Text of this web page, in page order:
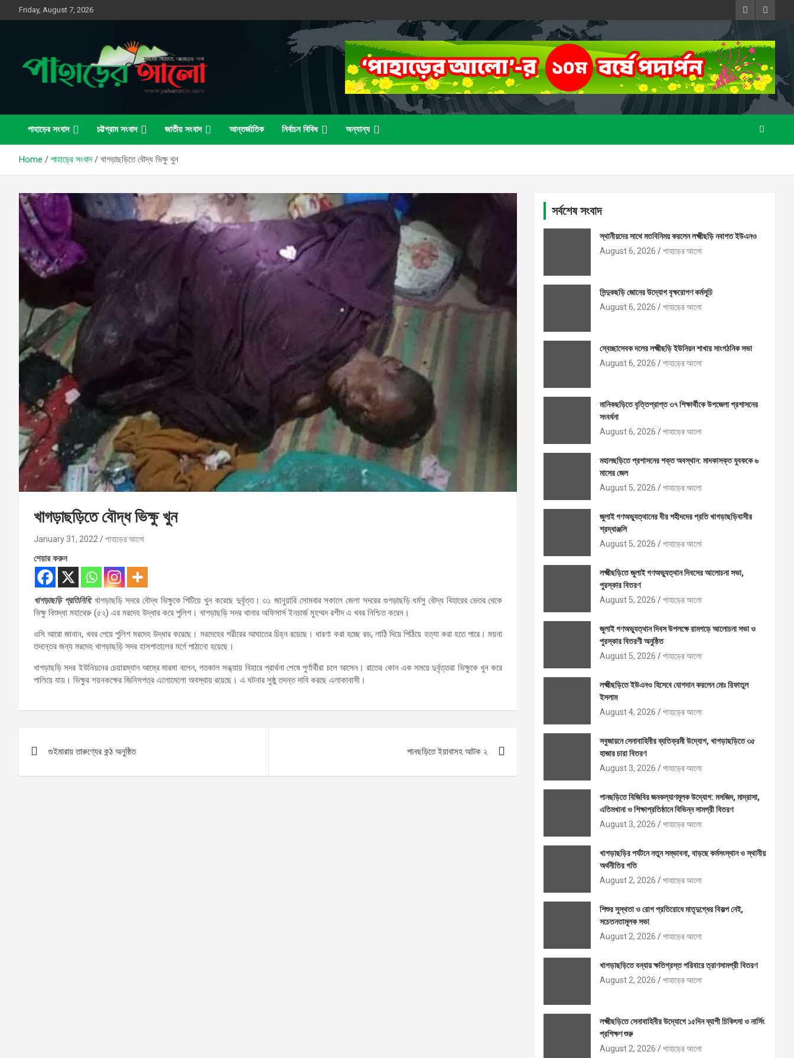
to
Friday, August 7, 2026
পাহাড়ের আলো
পাহাড়ের সংবাদ চট্টগ্রাম সংবাদ জাতীয় সংবাদ আন্তর্জাতিক নির্বাচন বিবিধ অন্যান্য
Home পাহাড়ের সংবাদ খাগড়াছড়িতে বৌদ্ধ ভিক্ষু খুন
খাগড়াছড়িতে বৌদ্ধ ভিক্ষু খুন
January 31, 2022 পাহাড়ের আলো
শেয়ার করুন
খাগড়াছড়ি প্রতিনিধি: খাগড়াছড়ি সদরে বৌদ্ধ ভিক্ষুকে পিটিয়ে খুন করেছে দুর্বৃত্ত। ৩১ জানুয়ারি সোমবার সকালে জেলা সদরের গুগড়াছড়ি ধর্মসু বৌদ্ধ বিহারের ভেতর থেকে
ভিক্ষু বিশুদ্ধা মহাথেরু (৫২) এর মরদেহ উদ্ধার করে পুলিশ। খাগড়াছড়ি সদর থানার অফিসার্স ইনচার্জ মুহম্মদ রশীদ এ খবর নিশ্চিত করেন।
ওসি আরো জানান, খবর পেয়ে পুলিশ মরদেহ উদ্ধার করেছে। মরদেহের শরীরের আঘাতের চিহ্ন রয়েছে। ধারণা করা হচ্ছে রড, লাঠি দিয়ে পিঠিয়ে হত্যা করা হতে পারে। ময়না
তদন্তের জন্য মরদেহ খাগড়াছড়ি সদর হাসপাতালের মর্গে পাঠানো হয়েছে।
খাগড়াছড়ি সদর ইউনিয়নের চেয়ারম্যান আম্রে মারমা বলেন, গতকাল সন্ধ্যায় বিহারে প্রার্থনা শেষে পুর্ণার্থীরা চলে আসেন। রাতের কোন এক সময়ে দুর্বৃত্তরা ভিক্ষুকে খুন করে
পালিয়ে যায়। ভিক্ষুর শয়নকক্ষের জিনিসপত্র এলোমেলো অবস্থায় রয়েছে। এ ঘটনার সুষ্ঠু তদন্ত দাবি করছে এলাকাবাসী।
navigation
গুইমারায় তারুণ্যের কন্ঠ অনুষ্ঠিত পানছড়িতে ইয়াবাসহ আটক ২
সর্বশেষ সংবাদ
স্থানীয়দের সাথে মতবিনিময় করলেন লক্ষ্মীছড়ি নবাগত ইউএনও
August 6, 2026
পাহাড়ের আলো
সিন্দুকছড়ি জোনের উদ্যোগ বৃক্ষরোপণ কর্মসূচি
August 6, 2026
পাহাড়ের আলো
স্বেচ্ছাসেবক দলের লক্ষ্মীছড়ি ইউনিয়ন শাখার সাংগঠনিক সভা
August 6, 2026
পাহাড়ের আলো
মানিকছড়িতে বৃত্তিপ্রাপ্ত ৩৭ শিক্ষার্থীকে উপজেলা প্রশাসনের
সংবর্ধনা
August 6, 2026
পাহাড়ের আলো
মহালছড়িতে প্রশাসনের শক্ত অবস্থান: মাদকাসক্ত যুবককে ৬
মাসের জেল
August 5, 2026
পাহাড়ের আলো
জুলাই গণঅভ্যুত্থানের বীর শহীদদের প্রতি খাগড়াছড়িবাসীর
শ্রদ্ধাঞ্জলি
August 5, 2026
পাহাড়ের আলো
লক্ষ্মীছড়িতে জুলাই গণঅভ্যুত্থান দিবসের আলোচনা সভা,
পুরস্কার বিতরণ
August 5, 2026
পাহাড়ের আলো
জুলাই গণঅভ্যুত্থান দিবস উপলক্ষে রামগড়ে আলোচনা সভা ও
পুরস্কার বিতরণী অনুষ্ঠিত
August 5, 2026
পাহাড়ের আলো
লক্ষ্মীছড়িতে ইউএনও হিসেবে যোগদান করলেন মোঃ রিফাতুল
ইসলাম
August 4, 2026
পাহাড়ের আলো
সবুজায়নে সেনাবাহিনীর ব্যতিক্রমী উদ্যোগ, খাগড়াছড়িতে ৩৫
হাজার চারা বিতরণ
August 3, 2026
পাহাড়ের আলো
পানছড়িতে বিজিবির জনকল্যাণমূলক উদ্যোগ: মসজিদ, মাদ্রাসা,
এতিমখানা ও শিক্ষাপ্রতিষ্ঠানে বিভিন্ন সামগ্রী বিতরণ
August 3, 2026
পাহাড়ের আলো
খাগড়াছড়ির পর্যটনে নতুন সম্ভাবনা, বাড়ছে কর্মসংস্থান ও স্থানীয়
অর্থনীতির গতি
August 2, 2026
পাহাড়ের আলো
শিশুর সুস্থতা ও রোগ প্রতিরোধে মাতৃদুগ্ধের বিকল্প নেই,
সচেতনতামূলক সভা
August 2, 2026
পাহাড়ের আলো
খাগড়াছড়িতে বন্যায় ক্ষতিগ্রস্ত পরিবারে ত্রাণসামগ্রী বিতরণ
August 2, 2026
পাহাড়ের আলো
লক্ষ্মীছড়িতে সেনাবাহিনীর উদ্যোগে ১৫দিন ব্যাপী চিকিৎসা ও নার্সিং
প্রশিক্ষণ শুরু
August 2, 2026
পাহাড়ের আলো